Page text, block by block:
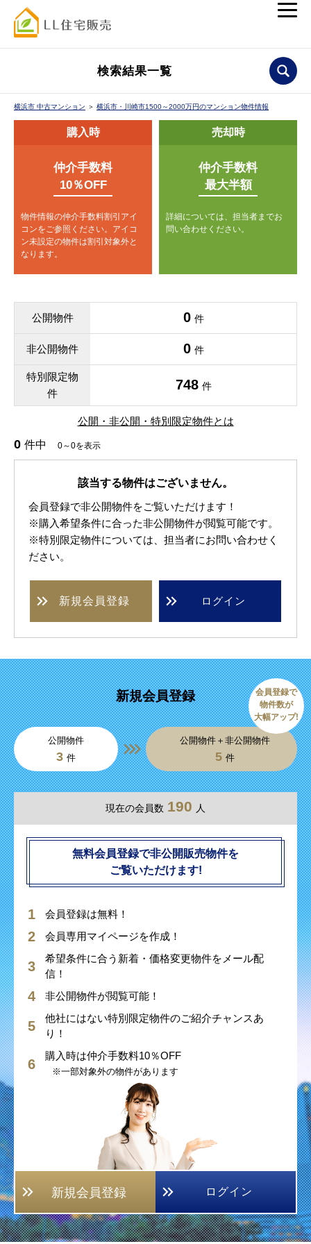
検索結果一覧
横浜市 中古マンション ＞ 横浜市・川崎市1500～2000万円のマンション物件情報
購入時
仲介手数料
10％OFF
物件情報の仲介手数料割引アイ
コンをご参照ください。 アイコ
ン未設定の物件は割引対象外と
なります。
売却時
仲介手数料
最大半額
詳細については、担当者までお
問い合わせください。
公開物件 0 件
非公開物件 0 件
特別限定物
件
748 件
公開・非公開・特別限定物件とは
0 件中 0～0を表示
該当する物件はございません。
会員登録で非公開物件をご覧いただけます！
※購入希望条件に合った非公開物件が閲覧可能です。
※特別限定物件については、担当者にお問い合わせく
ださい。
新規会員登録 ログイン
新規会員登録
公開物件
3 件
公開物件＋非公開物件
5 件
会員登録で
物件数が
大幅アップ!
現在の会員数 190 人
無料会員登録で非公開販売物件を
ご覧いただけます!
会員登録は無料！
会員専用マイページを作成！
希望条件に合う新着・価格変更物件をメール配
信！
非公開物件が閲覧可能！
他社にはない特別限定物件のご紹介チャンスあ
り！
購入時は仲介手数料10％OFF
※一部対象外の物件があります
新規会員登録 ログイン